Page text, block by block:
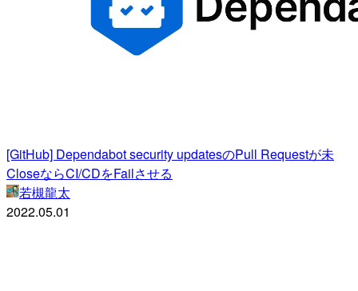
[GitHub] Dependabot security updatesのPull Requestが未
CloseならCI/CDをFailさせる
若槻龍太
2022.05.01